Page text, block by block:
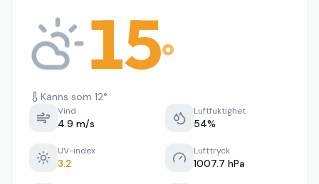
15°
Känns som 12°
Vind
4.9 m/s
Luftfuktighet
54%
UV-index
3.2
Lufttryck
1007.7 hPa